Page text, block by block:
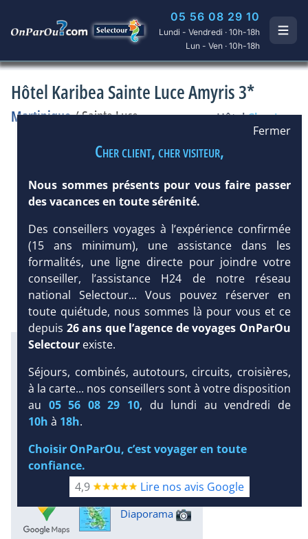
05 56 08 29 10
Lundi - Vendredi · 10h-18h
Lun - Ven · 10h-18h
Hôtel Karibea Sainte Luce Amyris 3*
Martinique/Sainte Luce HôtelClassique
DEMANDE
DEVIS /
Infos météo :
30 °C 236 mm
29 °C
Infos plages :
Dist. Distance :
150 m
Long.Longueur:
106
Tx:13 % Tx :23 %
Infos golfs :
Distance depuis l'hôtel : 16 km
Diaporama
Fermer
Cher client, cher visiteur,
Nous sommes présents pour vous faire passer
des vacances en toute sérénité.
Des conseillers voyages à l’expérience confirmée
(15 ans minimum), une assistance dans les
formalités, une ligne directe pour joindre votre
conseiller, l’assistance H24 de notre réseau
national Selectour... Vous pouvez réserver en
toute quiétude, nous sommes là pour vous et ce
depuis 26 ans que l’agence de voyages OnParOu
Selectour existe.
Séjours, combinés, autotours, circuits, croisières,
à la carte... nos conseillers sont à votre disposition
au 05 56 08 29 10, du lundi au vendredi de
10h à 18h.
Choisir OnParOu, c’est voyager en toute
confiance.
4,9
Lire nos avis Google